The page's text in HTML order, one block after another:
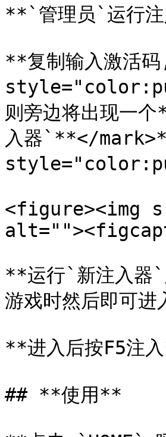
**`管理员`运行
**复制输入激活
则旁边将出现
入器`**</
<figure><img
**运行`新注入器`
游戏时然后即可
**进入后按F5注
## **使用**